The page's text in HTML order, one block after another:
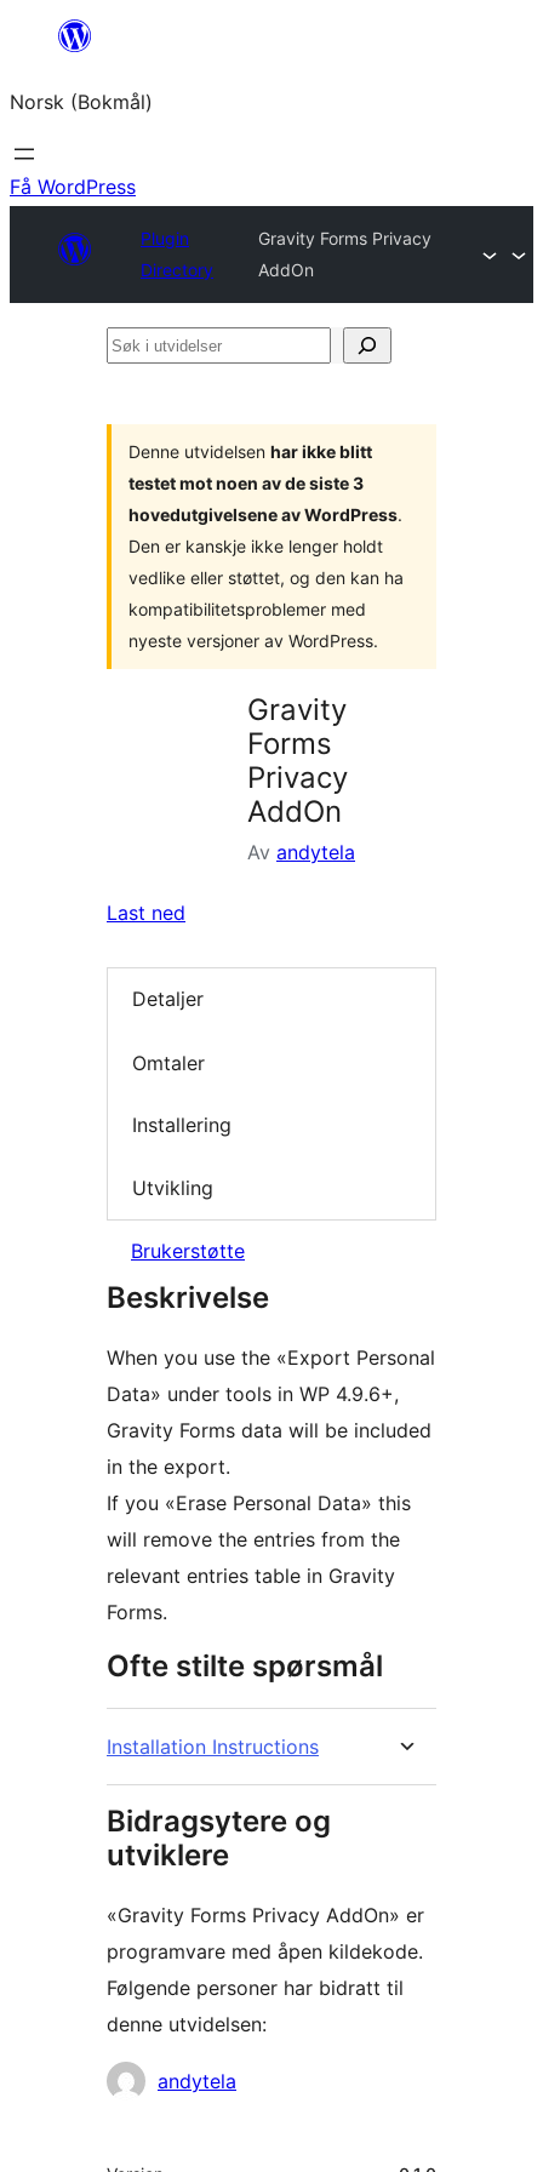
Hopp
innhold
Norsk (Bokmål)
Få WordPress
Plugin
Directory
Gravity Forms Privacy
AddOn
Søk
Denne utvidelsen har ikke blitt
testet mot noen av de siste 3
hovedutgivelsene av WordPress.
Den er kanskje ikke lenger holdt
vedlike eller støttet, og den kan ha
kompatibilitetsproblemer med
nyeste versjoner av WordPress.
Gravity
Forms
Privacy
AddOn
Av andytela
Last ned
Detaljer
Omtaler
Installering
Utvikling
Brukerstøtte
Beskrivelse
When you use the «Export Personal
Data» under tools in WP 4.9.6+,
Gravity Forms data will be included
in the export.
If you «Erase Personal Data» this
will remove the entries from the
relevant entries table in Gravity
Forms.
Ofte stilte spørsmål
Installation Instructions
Bidragsytere og
utviklere
«Gravity Forms Privacy AddOn» er
programvare med åpen kildekode.
Følgende personer har bidratt til
denne utvidelsen:
Bidragsytere
andytela
Meta